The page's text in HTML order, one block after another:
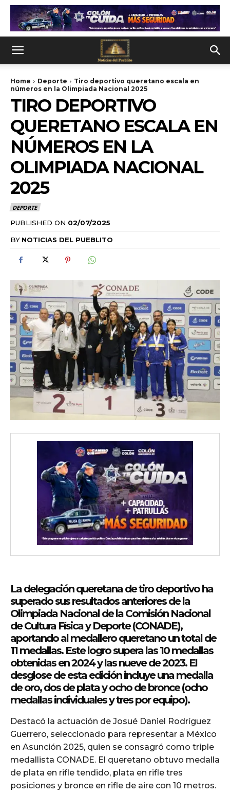
Home Deporte
Tiro deportivo queretano escala en
números en la Olimpiada Nacional 2025
TIRO DEPORTIVO
QUERETANO ESCALA EN
NÚMEROS EN LA
OLIMPIADA NACIONAL
2025
DEPORTE
PUBLISHED ON 02/07/2025
BY NOTICIAS DEL PUEBLITO
La delegación queretana de tiro deportivo ha
superado sus resultados anteriores de la
Olimpiada Nacional de la Comisión Nacional
de Cultura Física y Deporte (CONADE),
aportando al medallero queretano un total de
11 medallas. Este logro supera las 10 medallas
obtenidas en 2024 y las nueve de 2023. El
desglose de esta edición incluye una medalla
de oro, dos de plata y ocho de bronce (ocho
medallas individuales y tres por equipo).
Destacó la actuación de Josué Daniel Rodríguez
Guerrero, seleccionado para representar a México
en Asunción 2025, quien se consagró como triple
medallista CONADE. El queretano obtuvo medalla
de plata en rifle tendido, plata en rifle tres
posiciones y bronce en rifle de aire con 10 metros.